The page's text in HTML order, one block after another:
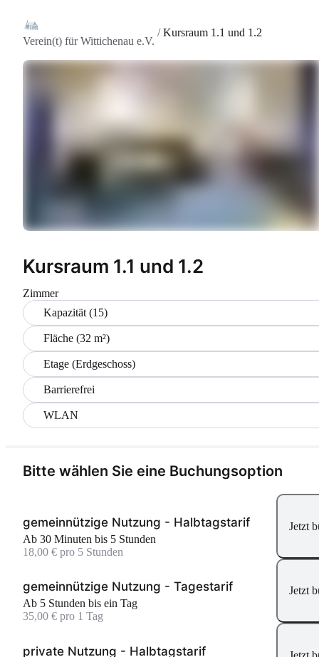
Verein(t) für Wittichenau e.V.
/Kursraum 1.1 und 1.2
Kursraum 1.1 und 1.2
Zimmer
Kapazität (15)
Fläche (32 m²)
Etage (Erdgeschoss)
Barrierefrei
WLAN
Bitte wählen Sie eine Buchungsoption
gemeinnützige Nutzung - Halbtagstarif
Ab 30 Minuten bis 5 Stunden
18,00 € pro 5 Stunden
Jetzt
gemeinnützige Nutzung - Tagestarif
Ab 5 Stunden bis ein Tag
35,00 € pro 1 Tag
Jetzt
private Nutzung - Halbtagstarif